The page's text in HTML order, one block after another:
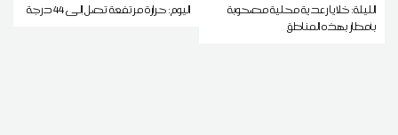
الليلة: خلايا رعدية محلية مصحوبة
بأمطار بهذه المناطق
اليوم: حرارة مرتفعة تصل إلى 44 درجة